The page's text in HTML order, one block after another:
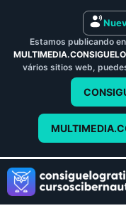
Estamos publicando en
vários sitios web,